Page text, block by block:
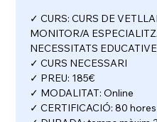
✓ CURS: CURS DE
MONITOR/A
NECESSITATS
✓ CURS NECESSARI
✓ PREU: 185€
✓ MODALITAT: Online
✓ CERTIFICACIÓ: 80 hores